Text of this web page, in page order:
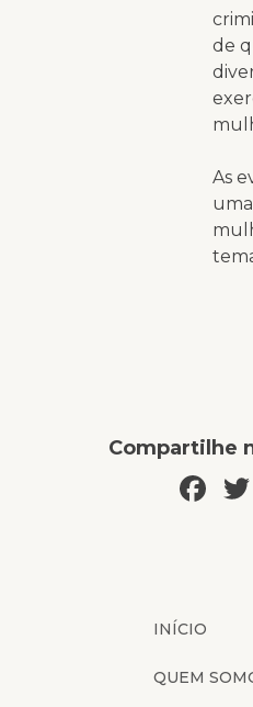
de
As
Compartilhe
INÍCIO
QUEM